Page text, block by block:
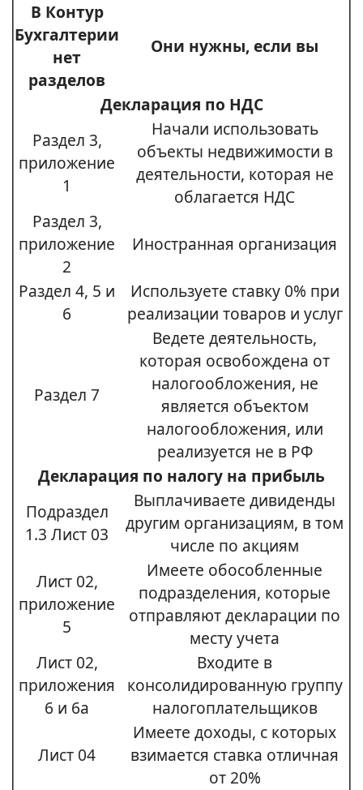
В Контур
Бухгалтерии
нет
разделов
Они нужны, если вы
Декларация по НДС
Раздел 3,
приложение
1
Начали использовать
объекты недвижимости в
деятельности, которая не
облагается НДС
Раздел 3,
приложение
2
Иностранная организация
Раздел 4, 5 и
6
Используете ставку 0% при
реализации товаров и услуг
Раздел 7
Ведете деятельность,
которая освобождена от
налогообложения, не
является объектом
налогообложения, или
реализуется не в РФ
Декларация по налогу на прибыль
Подраздел
1.3 Лист 03
Выплачиваете дивиденды
другим организациям, в том
числе по акциям
Лист 02,
приложение
5
Имеете обособленные
подразделения, которые
отправляют декларации по
месту учета
Лист 02,
приложения
6 и 6а
Входите в
консолидированную группу
налогоплательщиков
Лист 04
Имеете доходы, с которых
взимается ставка отличная
от 20%